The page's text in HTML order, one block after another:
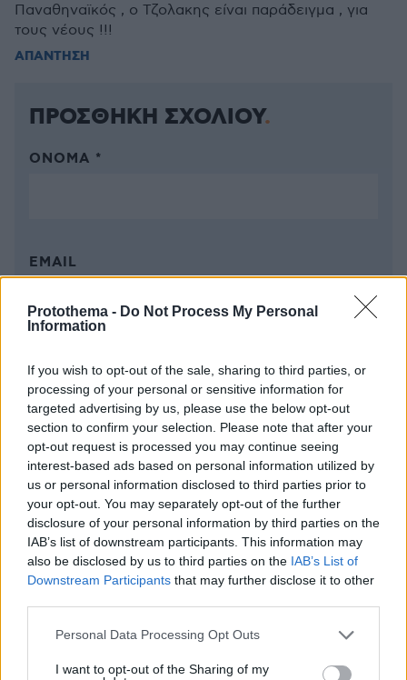
Protothema - Do Not Process My Personal
Information
If you wish to opt-out of the sale, sharing to third parties, or
processing of your personal or sensitive information for
targeted advertising by us, please use the below opt-out
section to confirm your selection. Please note that after your
opt-out request is processed you may continue seeing
interest-based ads based on personal information utilized by
us or personal information disclosed to third parties prior to
your opt-out. You may separately opt-out of the further
disclosure of your personal information by third parties on the
IAB’s list of downstream participants. This information may
also be disclosed by us to third parties on the IAB’s List of
Downstream Participants that may further disclose it to other
Please note that this website/app uses one or more Google
not limited to your visit or usage behaviour. You may click to
Personal Data Processing Opt Outs
I want to opt-out of the Sharing of my
Παναθηναϊκός , ο Τζολακης είναι παράδειγμα , για
τους νέους !!!
ΑΠΑΝΤΗΣΗ
ΠΡΟΣΘΗΚΗ ΣΧΟΛΙΟΥ
ΌΝΟΜΑ *
EMAIL
ΣΧΌΛΙΟ *
Απομένουν 2500χαρακτήρες